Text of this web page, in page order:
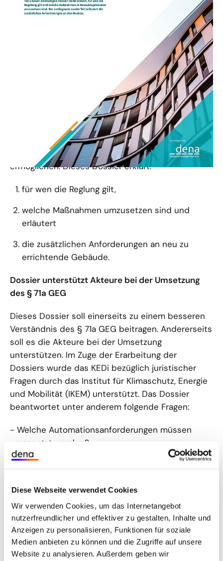
Diese Webseite verwendet Cookies
Wir verwenden Cookies, um das Internetangebot
nutzerfreundlicher und effektiver zu gestalten, Inhalte und
Anzeigen zu personalisieren, Funktionen für soziale
Medien anbieten zu können und die Zugriffe auf unsere
Website zu analysieren. Außerdem geben wir
Erläuterungen zum Gebäudeenergiegesetz § 71a
Das Gebäudeenergiegesetz (GEG) schreibt in § 71a
vor, dass alle Nichtwohngebäude mit Heizungs-
oder Klimaanlagen von mehr als 290 kW
Nennleistung bis Ende 2024 mit einem
Gebäudeautomationssystem ausgestattet werden
müssen. Dies soll erhebliche Energieeinsparungen
ermöglichen. Dieses Dossier erklärt:
für wen die Reglung gilt,
welche Maßnahmen umzusetzen sind und
erläutert
die zusätzlichen Anforderungen an neu zu
errichtende Gebäude.
Dossier unterstützt Akteure bei der Umsetzung
des § 71a GEG
Dieses Dossier soll einerseits zu einem besseren
Verständnis des § 71a GEG beitragen. Andererseits
soll es die Akteure bei der Umsetzung
unterstützen. Im Zuge der Erarbeitung der
Dossiers wurde das KEDi bezüglich juristischer
Fragen durch das Institut für Klimaschutz, Energie
und Mobilität (IKEM) unterstützt. Das Dossier
beantwortet unter anderem folgende Fragen:
- Welche Automationsanforderungen müssen
umgesetzt werden?
- Was ist hinsichtlich der Interoperabilität
gefordert?
Inbetriebnahme-Management?
Kompetenzzentrum Energieeffizienz durch
Digitalisierung (KEDi)